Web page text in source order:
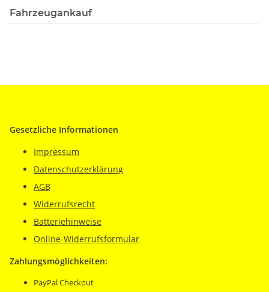
Fahrzeugankauf
Gesetzliche Informationen
Impressum
Datenschutzerklärung
AGB
Widerrufsrecht
Batteriehinweise
Online-Widerrufsformular
Zahlungsmöglichkeiten:
PayPal Checkout